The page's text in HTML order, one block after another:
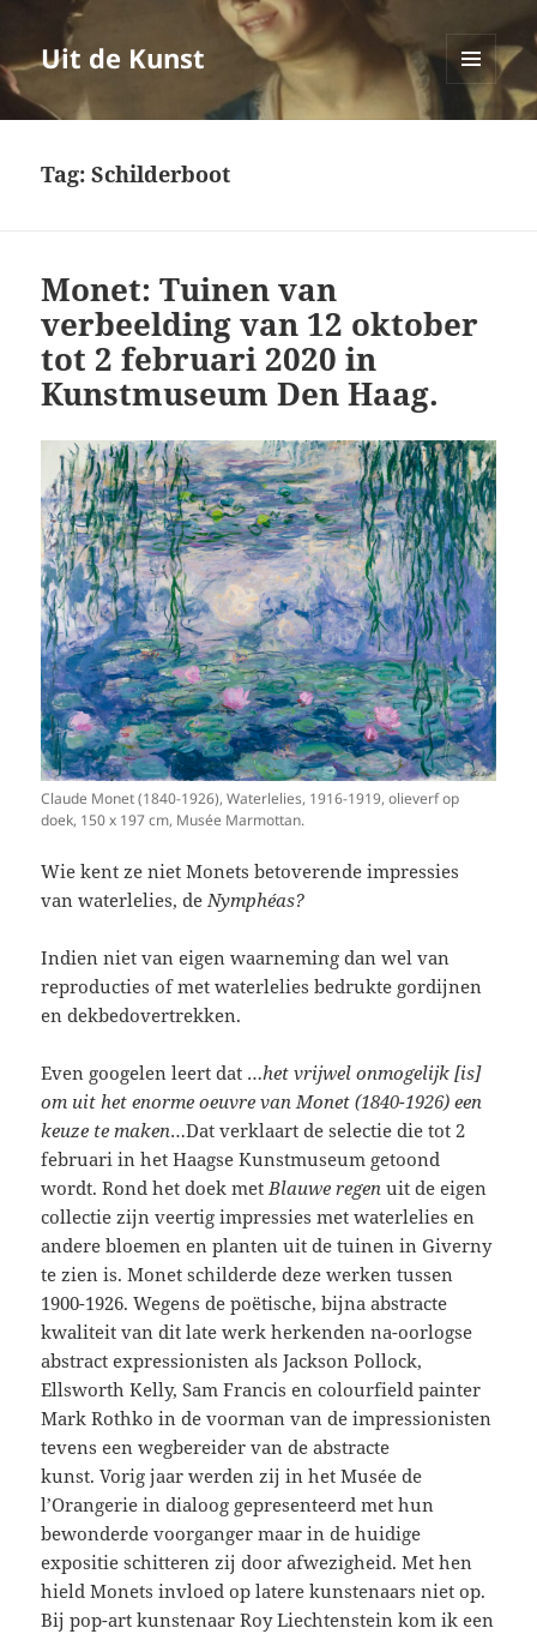
Uit de Kunst
MENU
EN
Tag:Schilderboot
Monet: Tuinen van
verbeelding van 12 oktober
tot 2 februari 2020 in
Kunstmuseum Den Haag.
Claude Monet (1840-1926), Waterlelies, 1916-1919, olieverf op
doek, 150 x 197 cm, Musée Marmottan.
Wie kent ze niet Monets betoverende impressies
van waterlelies, de Nymphéas?
Indien niet van eigen waarneming dan wel van
reproducties of met waterlelies bedrukte gordijnen
en dekbedovertrekken.
Even googelen leert dat …het vrijwel onmogelijk [is]
om uit het enorme oeuvre van Monet (1840-1926) een
keuze te maken…Dat verklaart de selectie die tot 2
februari in het Haagse Kunstmuseum getoond
wordt. Rond het doek met Blauwe regen uit de eigen
collectie zijn veertig impressies met waterlelies en
andere bloemen en planten uit de tuinen in Giverny
te zien is. Monet schilderde deze werken tussen
1900-1926. Wegens de poëtische, bijna abstracte
kwaliteit van dit late werk herkenden na-oorlogse
abstract expressionisten als Jackson Pollock,
Ellsworth Kelly, Sam Francis en colourfield painter
Mark Rothko in de voorman van de impressionisten
tevens een wegbereider van de abstracte
kunst. Vorig jaar werden zij in het Musée de
l’Orangerie in dialoog gepresenteerd met hun
bewonderde voorganger maar in de huidige
expositie schitteren zij door afwezigheid. Met hen
hield Monets invloed op latere kunstenaars niet op.
Bij pop-art kunstenaar Roy Liechtenstein kom ik een